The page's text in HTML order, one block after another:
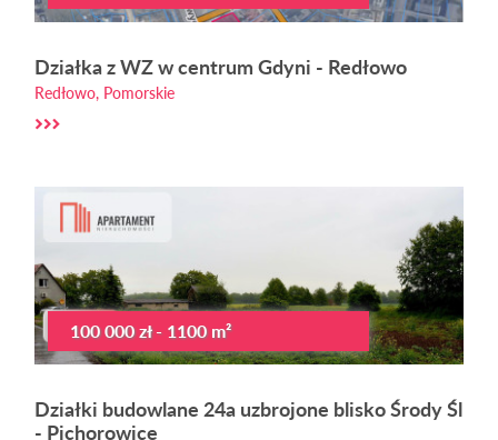
Działka z WZ w centrum Gdyni - Redłowo
Redłowo, Pomorskie
100 000 zł - 1100 m²
Działki budowlane 24a uzbrojone blisko Środy Śl
- Pichorowice